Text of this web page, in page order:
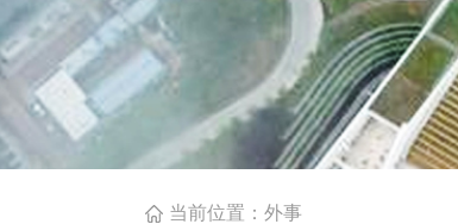
当前位置： 外事